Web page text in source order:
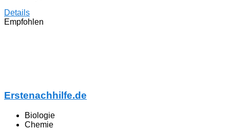
Details
Empfohlen
Erstenachhilfe.de
Biologie
Chemie